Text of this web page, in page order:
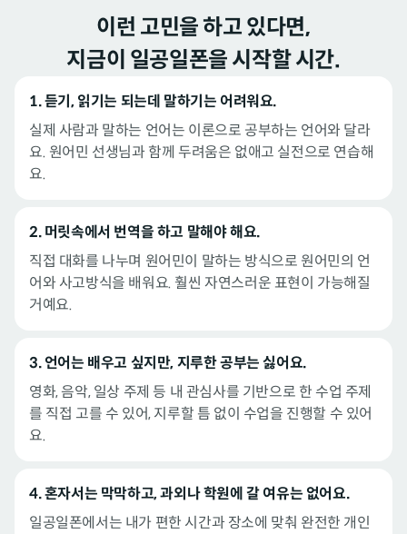
이런 고민을 하고 있다면,
지금이 일공일폰을 시작할 시간.
1. 듣기, 읽기는 되는데 말하기는 어려워요.
실제 사람과 말하는 언어는 이론으로 공부하는 언어와 달라
요. 원어민 선생님과 함께 두려움은 없애고 실전으로 연습해
요.
2. 머릿속에서 번역을 하고 말해야 해요.
직접 대화를 나누며 원어민이 말하는 방식으로 원어민의 언
어와 사고방식을 배워요. 훨씬 자연스러운 표현이 가능해질
거예요.
3. 언어는 배우고 싶지만, 지루한 공부는 싫어요.
영화, 음악, 일상 주제 등 내 관심사를 기반으로 한 수업 주제
를 직접 고를 수 있어, 지루할 틈 없이 수업을 진행할 수 있어
요.
4. 혼자서는 막막하고, 과외나 학원에 갈 여유는 없어요.
일공일폰에서는 내가 편한 시간과 장소에 맞춰 완전한 개인